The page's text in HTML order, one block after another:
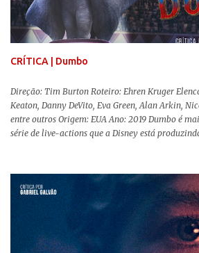
uma obra difícil de ser "digerida", pois lida com
abuso, doença mental, bullying e violência
informações molda a mente d...
CRÍTICA | Dumbo
Direção: Tim Burton Roteiro: Ehren Kruger
Keaton, Danny DeVito, Eva Green, Alan Arkin,
entre outros Origem: EUA Ano: 2019 Dumbo é
série de live-actions que a Disney está
remake , já que a história do elefantinho voador
mais realista, se adequando perfeitamente a
falantes, por exemplo, mas nem por isso o tom
de lado. Apesar da relevância histórica, o filme
em termos visuais e narrativos, , superando a
visuais e narrativos. A história começa quando